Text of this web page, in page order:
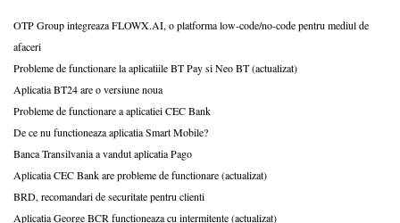
OTP Group integreaza FLOWX.AI, o platforma low-code/no-code pentru mediul de
afaceri
Probleme de functionare la aplicatiile BT Pay si Neo BT (actualizat)
Aplicatia BT24 are o versiune noua
Probleme de functionare a aplicatiei CEC Bank
De ce nu functioneaza aplicatia Smart Mobile?
Banca Transilvania a vandut aplicatia Pago
Aplicatia CEC Bank are probleme de functionare (actualizat)
BRD, recomandari de securitate pentru clienti
Aplicatia George BCR functioneaza cu intermitente (actualizat)